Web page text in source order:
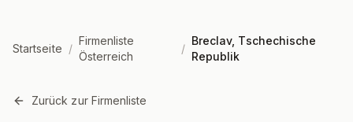
Startseite /
Firmenliste
Österreich
/
Breclav, Tschechische
Republik
Zurück zur Firmenliste